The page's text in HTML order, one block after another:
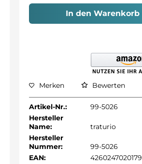
In den Warenkorb
Merken Bewerten
Artikel-Nr.:
99-5026
Hersteller
Name:
traturio
Hersteller
Nummer:
99-5026
EAN:
4260247020179